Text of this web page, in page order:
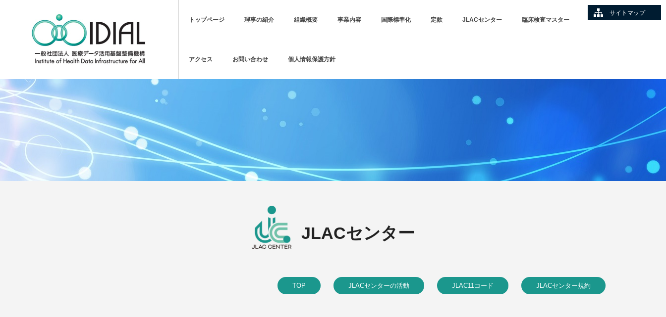
トップページ 理事の紹介 組織概要 事業内容 国際標準化 定款 JLACセンター 臨床検査マスター
アクセス お問い合わせ 個人情報保護方針
サイトマップ
JLACセンター
TOP JLACセンターの活動 JLAC11コード JLACセンター規約